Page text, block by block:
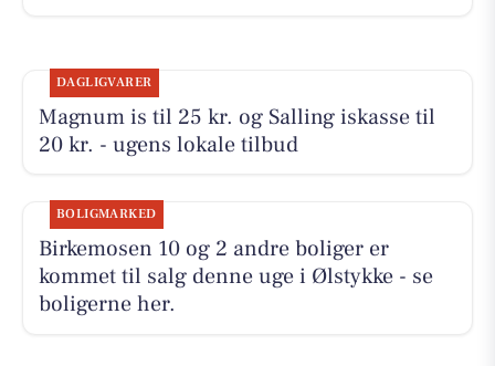
DAGLIGVARER
Magnum is til 25 kr. og Salling iskasse til
20 kr. - ugens lokale tilbud
BOLIGMARKED
Birkemosen 10 og 2 andre boliger er
kommet til salg denne uge i Ølstykke - se
boligerne her.